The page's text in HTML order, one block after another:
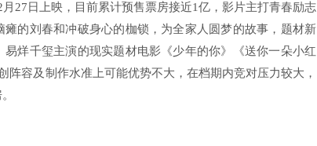
27日上映，目前累计预售票房接近1亿，影片主打青春励志
的刘春和冲破身心的枷锁，为全家人圆梦的故事，题材新
烊千玺主演的现实题材电影《少年的你》《送你一朵小红
阵容及制作水准上可能优势不大，在档期内竞对压力较大，